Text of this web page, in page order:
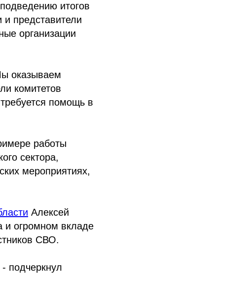
итогов
и представители
организации
оказываем
комитетов
помощь в
работы
сектора,
мероприятиях,
Алексей
и огромном вкладе
СВО.
подчеркнул